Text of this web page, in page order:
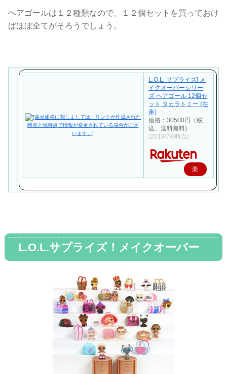
ヘアゴールは１２種類なので、１２個セットを買っておけ
ばほぼ全てがそろうでしょう。
L.O.L. サプライズ! メ
イクオーバーシリー
ズ ヘアゴール 12個セ
ット タカラトミー (在
庫)
価格：30500円（税
込、送料無料)
(2019/7/8時点)
楽
L.O.L.サプライズ！メイクオーバー